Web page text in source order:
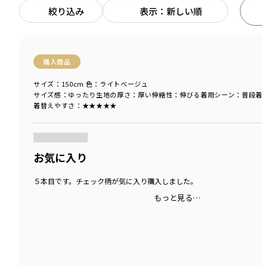
絞り込み 表示：新しい順
購入商品
サイズ感 ：ゆったり 生地の厚さ ：厚い伸縮性 ：伸びる着用シーン ：普段
着替えやすさ ：★★★★★
サイズ：150cm 色：ライトベージュ
お気に入り
５本目です。チェック柄が気に入り購入しました。
もっと見る…